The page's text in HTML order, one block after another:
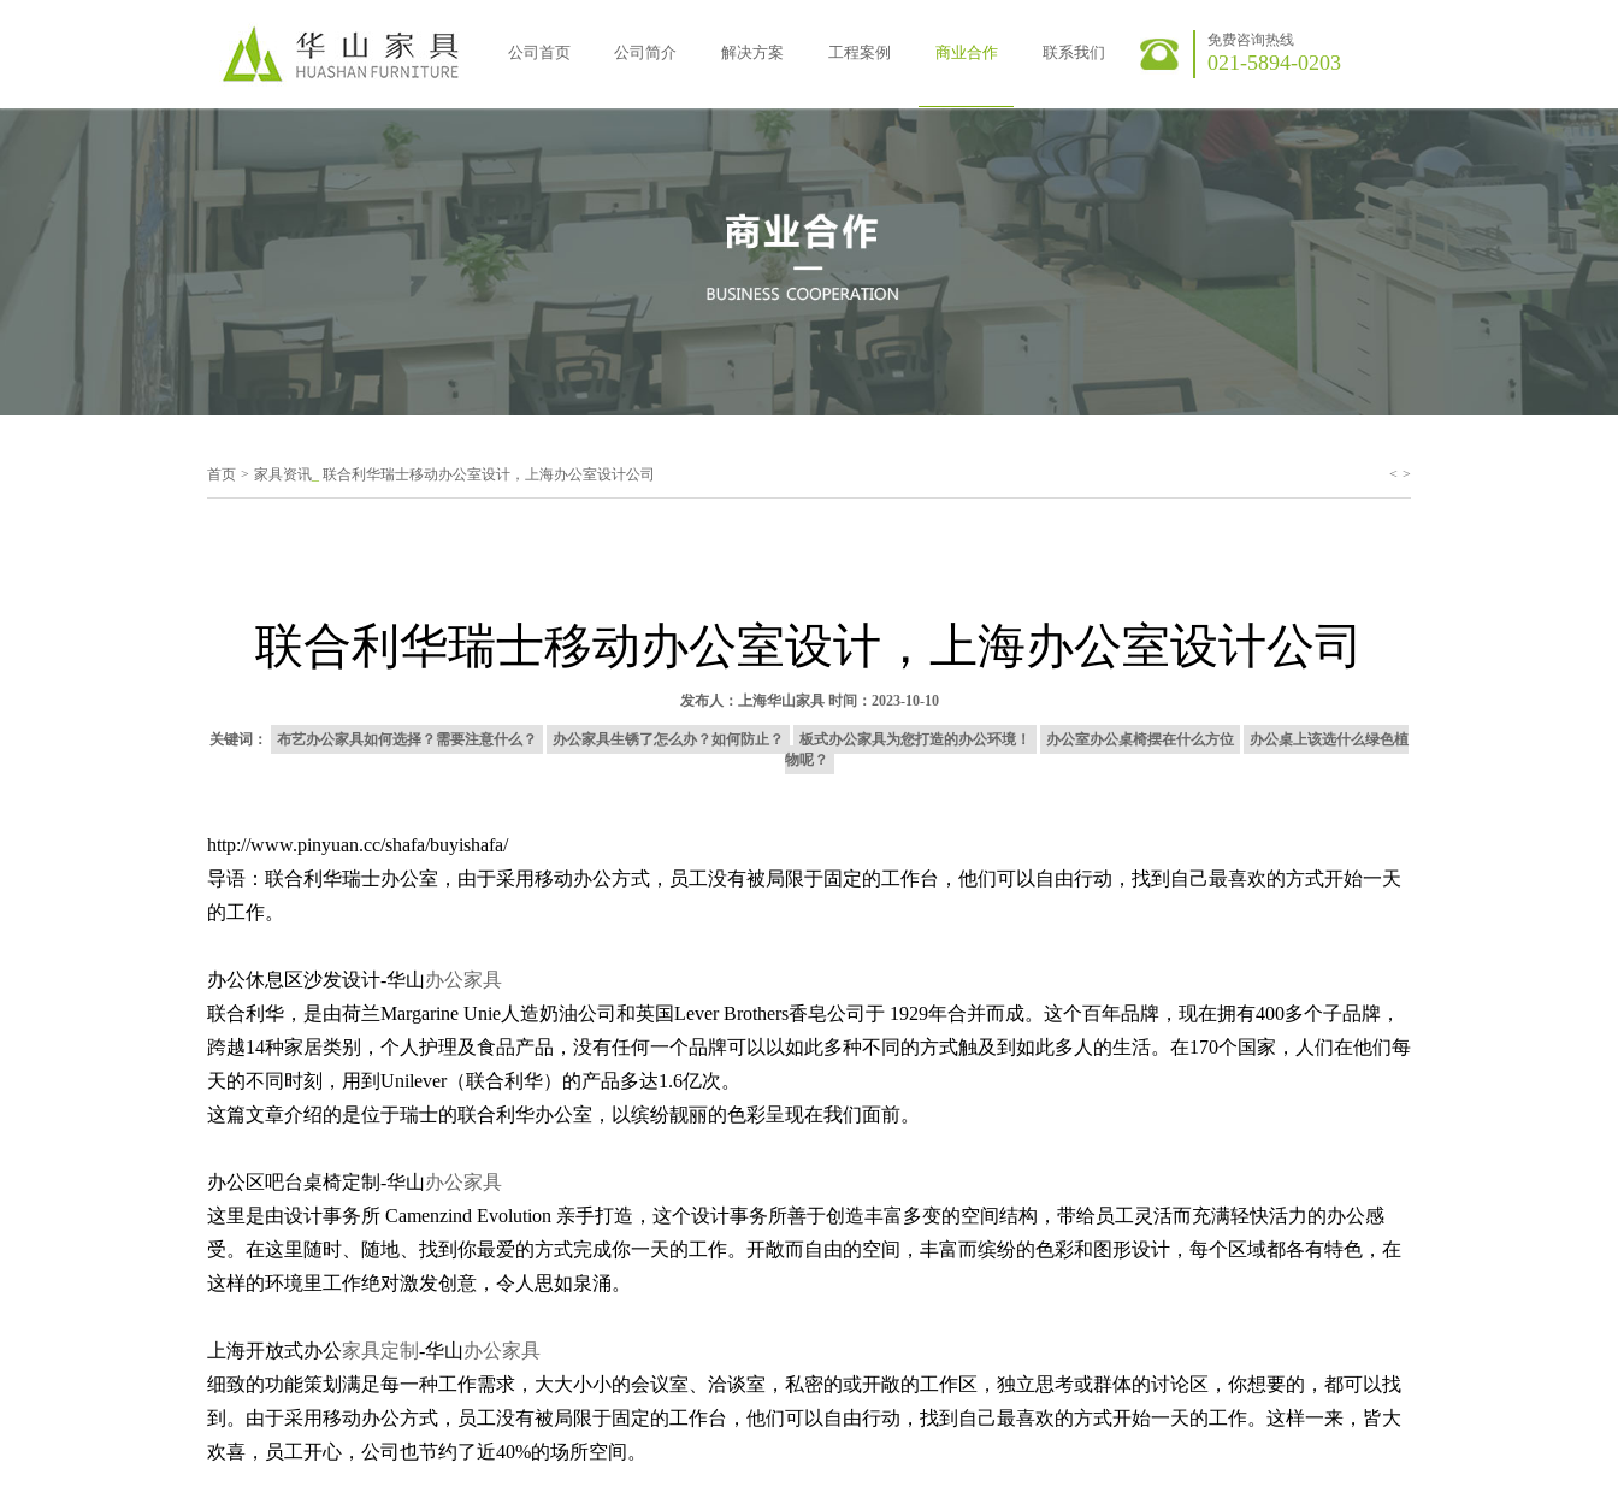
公司首页 公司简介 解决方案 工程案例 商业合作 联系我们
免费咨询热线
021-5894-0203
首页 > 家具资讯 联合利华瑞士移动办公室设计，上海办公室设计公司 < >
联合利华瑞士移动办公室设计，上海办公室设计公司
发布人： 上海华山家具时间：2023-10-10
关键词： 布艺办公家具如何选择？需要注意什么？ 办公家具生锈了怎么办？如何防止？ 板式办公家具为您打造的办公环境！ 办公室办公桌椅摆在什么方位
办公桌上该选什么绿色植
物呢？
http://www.pinyuan.cc/shafa/buyishafa/
导语：联合利华瑞士办公室，由于采用移动办公方式，员工没有被局限于固定的工作台，他们可以自由行动，找到自己最喜欢的方式开始一天
的工作。
办公休息区沙发设计-华山办公家具
联合利华，是由荷兰Margarine Unie人造奶油公司和英国Lever Brothers香皂公司于 1929年合并而成。这个百年品牌，现在拥有400多个子品牌，
跨越14种家居类别，个人护理及食品产品，没有任何一个品牌可以以如此多种不同的方式触及到如此多人的生活。在170个国家，人们在他们每
天的不同时刻，用到Unilever（联合利华）的产品多达1.6亿次。
这篇文章介绍的是位于瑞士的联合利华办公室，以缤纷靓丽的色彩呈现在我们面前。
办公区吧台桌椅定制-华山办公家具
这里是由设计事务所 Camenzind Evolution 亲手打造，这个设计事务所善于创造丰富多变的空间结构，带给员工灵活而充满轻快活力的办公感
受。在这里随时、随地、找到你最爱的方式完成你一天的工作。开敞而自由的空间，丰富而缤纷的色彩和图形设计，每个区域都各有特色，在
这样的环境里工作绝对激发创意，令人思如泉涌。
上海开放式办公家具定制 -华山办公家具
细致的功能策划满足每一种工作需求，大大小小的会议室、洽谈室，私密的或开敞的工作区，独立思考或群体的讨论区，你想要的，都可以找
到。由于采用移动办公方式，员工没有被局限于固定的工作台，他们可以自由行动，找到自己最喜欢的方式开始一天的工作。这样一来，皆大
欢喜，员工开心，公司也节约了近40%的场所空间。